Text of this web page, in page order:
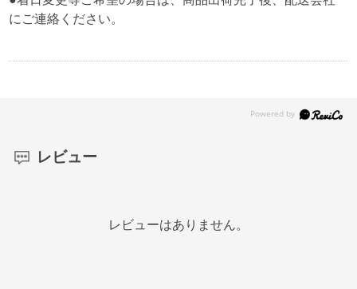
にご連絡ください。
レビュー
レビューはありません。